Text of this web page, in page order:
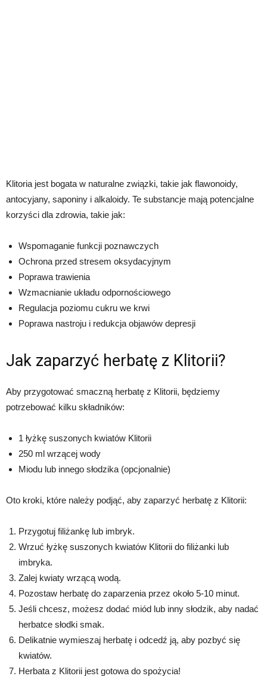
Klitoria jest bogata w naturalne związki, takie jak flawonoidy,
antocyjany, saponiny i alkaloidy. Te substancje mają potencjalne
korzyści dla zdrowia, takie jak:
Wspomaganie funkcji poznawczych
Ochrona przed stresem oksydacyjnym
Poprawa trawienia
Wzmacnianie układu odpornościowego
Regulacja poziomu cukru we krwi
Poprawa nastroju i redukcja objawów depresji
Jak zaparzyć herbatę z Klitorii?
Aby przygotować smaczną herbatę z Klitorii, będziemy
potrzebować kilku składników:
1 łyżkę suszonych kwiatów Klitorii
250 ml wrzącej wody
Miodu lub innego słodzika (opcjonalnie)
Oto kroki, które należy podjąć, aby zaparzyć herbatę z Klitorii:
Przygotuj filiżankę lub imbryk.
Wrzuć łyżkę suszonych kwiatów Klitorii do filiżanki lub
imbryka.
Zalej kwiaty wrzącą wodą.
Pozostaw herbatę do zaparzenia przez około 5-10 minut.
Jeśli chcesz, możesz dodać miód lub inny słodzik, aby nadać
herbatce słodki smak.
Delikatnie wymieszaj herbatę i odcedź ją, aby pozbyć się
kwiatów.
Herbata z Klitorii jest gotowa do spożycia!